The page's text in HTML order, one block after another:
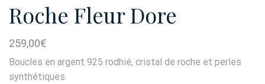
Roche Fleur Dore
259,00€
Boucles en argent 925 rodhié, cristal de roche et perles
synthétiques.